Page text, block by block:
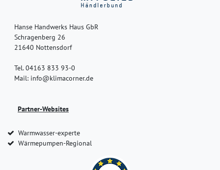
Hanse Handwerks Haus GbR
Schragenberg 26
21640 Nottensdorf
Tel. 04163 833 93-0
Mail: info@klimacorner.de
Partner-Websites
Warmwasser-experte
Wärmepumpen-Regional